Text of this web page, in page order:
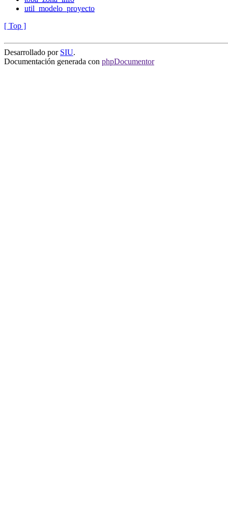
util_modelo_proyecto
[ Top ]
Desarrollado por SIU.
Documentación generada con phpDocumentor